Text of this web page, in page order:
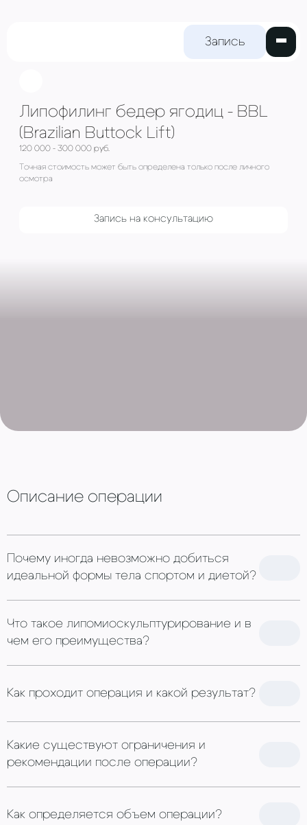
прием
Липофилинг бедер ягодиц
(Brazilian Buttock Lift)
Точная стоимость может быть определена только
Описание операции
Почему иногда невозможно добиться
идеальной формы тела спортом и диетой?
Что такое липомиоскульптурирование и в
чем его преимущества?
Как проходит операция и какой результат?
Какие существуют ограничения и
рекомендации после операции?
Как определяется объем операции?